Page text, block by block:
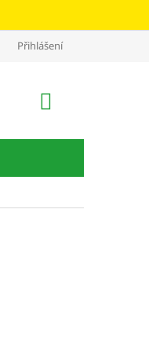
údajů
Přihlášení